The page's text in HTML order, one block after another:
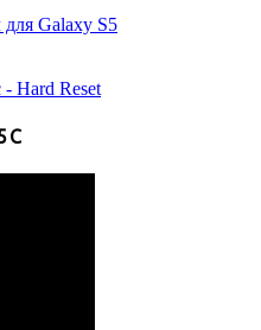
Galaxy S5
Hard Reset